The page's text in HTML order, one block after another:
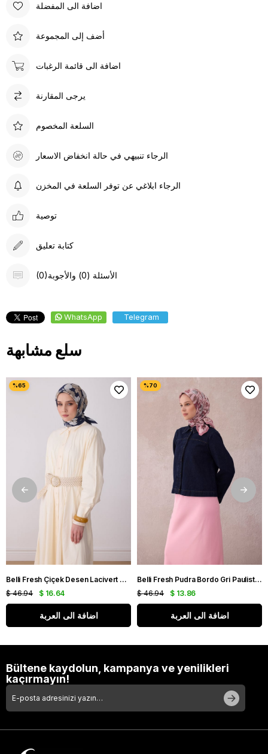
اضافة الى المفضلة
أضف إلى المجموعة
اضافة الى قائمة الرغبات
يرجى المقارنة
السلعة المخصوم
الرجاء تنبيهي في حالة انخفاض الاسعار
الرجاء ابلاغي عن توفر السلعة في المخزن
توصية
كتابة تعليق
(0)الأسئلة (0) والأجوبة
WhatsApp Telegram
سلع مشابهة
Belli Fresh Çiçek Desen Lacivert Bej Modal Eşarp
$ 16.64
$ 46.94
اضافة الى العربة
Belli Fresh Pudra Bordo Gri Paulista Eşarp
$ 13.86
$ 46.94
اضافة الى العربة
Bültene kaydolun, kampanya ve yenilikleri
kaçırmayın!